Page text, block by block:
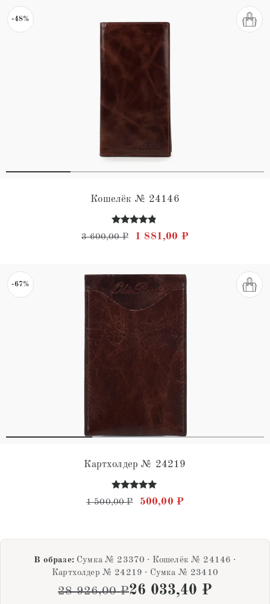
-48%
Кошелёк № 24146
Оценка
4.67
3 600,00₽ Первоначальная цена
1 881,00 ₽Текущая цена:
-67%
Картхолдер № 24219
Оценка
4.88
1 500,00₽ Первоначальная цена
500,00 ₽Текущая цена:
В образе:Сумка № 23370 · Кошелёк № 24146 ·
Картхолдер № 24219 · Сумка № 23410
28 926,00₽26 033,40 ₽